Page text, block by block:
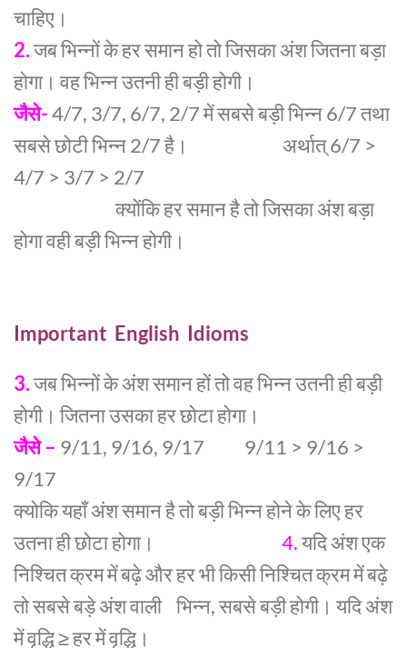
चाहिए।
2.जब भिन्नों के हर समान हो तो जिसका अंश जितना बड़ा
होगा। वह भिन्न उतनी ही बड़ी होगी।
जैसे-4/7, 3/7, 6/7, 2/7 में सबसे बड़ी भिन्न 6/7 तथा
सबसे छोटी भिन्न 2/7 है। अर्थात् 6/7 >
4/7 > 3/7 > 2/7
क्योंकि हर समान है तो जिसका अंश बड़ा
होगा वही बड़ी भिन्न होगी।
Important English Idioms
3.जब भिन्नों के अंश समान हों तो वह भिन्न उतनी ही बड़ी
होगी। जितना उसका हर छोटा होगा।
जैसे – 9/11, 9/16, 9/17 9/11 > 9/16 >
9/17
क्योकि यहाँ अंश समान है तो बड़ी भिन्न होने के लिए हर
उतना ही छोटा होगा। 4.यदि अंश एक
निश्चित क्रम में बढ़े और हर भी किसी निश्चित क्रम में बढ़े
तो सबसे बड़े अंश वाली भिन्न, सबसे बड़ी होगी। यदि अंश
में वृद्धि ≥ हर में वृद्धि।